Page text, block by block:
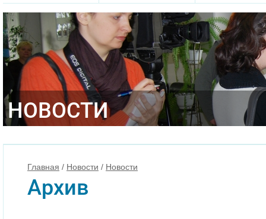
НОВОСТИ
Главная / Новости / Новости
Архив